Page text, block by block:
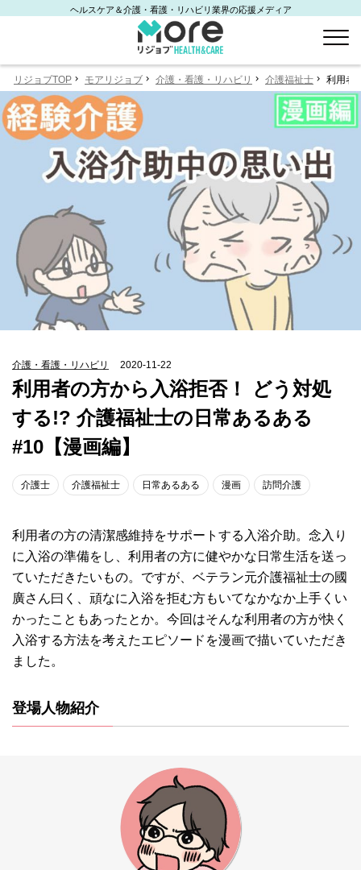
ヘルスケア＆介護・看護・リハビリ業界の応援メディア
リジョブTOP モアリジョブ 介護・看護・リハビリ 介護福祉士
介護・看護・リハビリ 2020-11-22
利用者の方から入浴拒否！ どう対処
する!? 介護福祉士の日常あるある
#10【漫画編】
介護士 介護福祉士 日常あるある 漫画 訪問介護
利用者の方の清潔感維持をサポートする入浴介助。念入り
に入浴の準備をし、利用者の方に健やかな日常生活を送っ
ていただきたいもの。ですが、ベテラン元介護福祉士の國
廣さん曰く、頑なに入浴を拒む方もいてなかなか上手くい
かったこともあったとか。今回はそんな利用者の方が快く
入浴する方法を考えたエピソードを漫画で描いていただき
ました。
登場人物紹介